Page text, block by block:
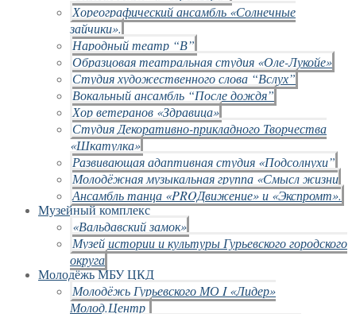
Хореографический ансамбль «Солнечные
зайчики».
Народный театр “В”
Образцовая театральная студия «Оле-Лукойе»
Студия художественного слова “Вслух”
Вокальный ансамбль “После дождя”
Хор ветеранов «Здравица»
Студия Декоративно-прикладного Творчества
«Шкатулка»
Развивающая адаптивная студия «Подсолнухи”
Молодёжная музыкальная группа «Смысл жизни
Ансамбль танца «PROДвижение» и «Экспромт».
Музейный комплекс
«Вальдавский замок»
Музей истории и культуры Гурьевского городского
округа
Молодёжь МБУ ЦКД
Молодёжь Гурьевского МО I «Лидер»
Молод.Центр